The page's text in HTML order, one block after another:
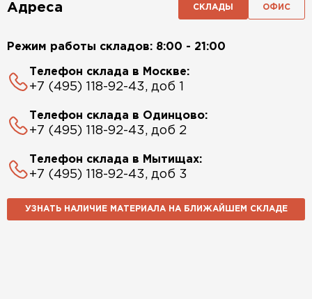
Адреса СКЛАДЫ ОФИС
Режим работы складов: 8:00 - 21:00
Телефон склада в Москве:
+7 (495) 118-92-43, доб 1
Телефон склада в Одинцово:
+7 (495) 118-92-43, доб 2
Телефон склада в Мытищах:
+7 (495) 118-92-43, доб 3
УЗНАТЬ НАЛИЧИЕ МАТЕРИАЛА НА БЛИЖАЙШЕМ СКЛАДЕ